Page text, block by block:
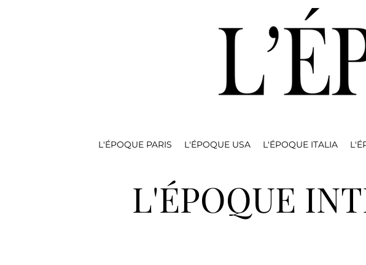
L'ÉPOQUE PARIS L'ÉPOQUE USA L'ÉPOQUE ITALIA
L'ÉPOQUE